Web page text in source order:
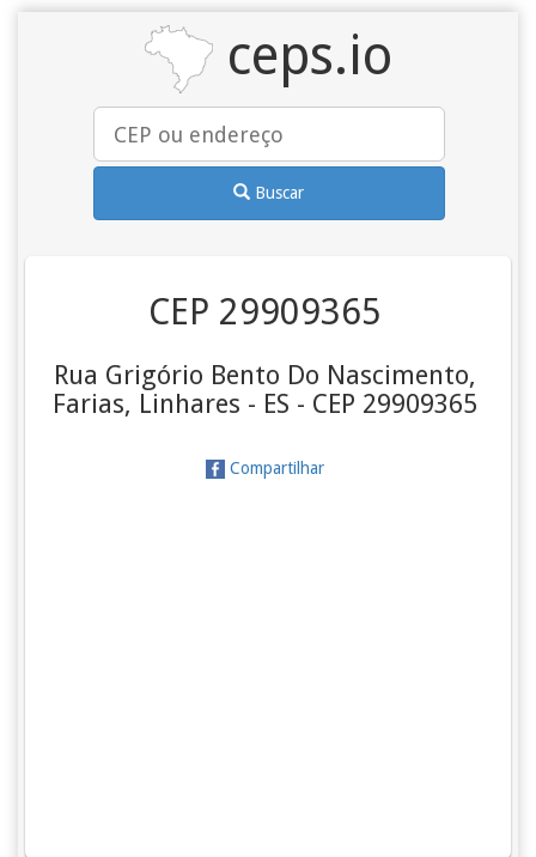
ceps.io
Buscar
CEP 29909365
Rua Grigório Bento Do Nascimento,
Farias, Linhares - ES - CEP 29909365
Compartilhar